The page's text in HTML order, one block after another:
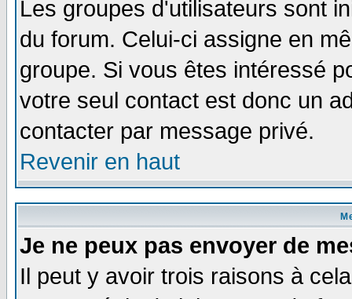
Les groupes d'utilisateurs sont
du forum. Celui-ci assigne en
groupe. Si vous êtes intéressé
votre seul contact est donc un
contacter par message privé.
Revenir en haut
Je ne peux pas envoyer de
Il peut y avoir trois raisons à